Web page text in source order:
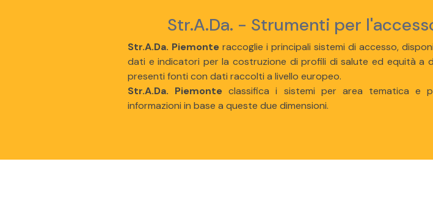
Str.A.Da. - Strumenti per
Str.A.Da. Piemonte raccoglie i principali sistemi di accesso,
dati e indicatori per la costruzione di profili di salute ed equità a
presenti fonti con dati raccolti a livello europeo.
Str.A.Da. Piemonte classifica i sistemi per area tematica e
informazioni in base a queste due dimensioni.